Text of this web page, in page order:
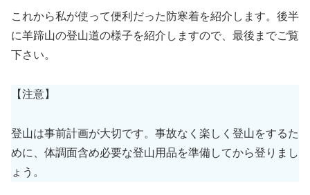
これから私が使って便利だった防寒着を紹介します。後半
に羊蹄山の登山道の様子を紹介しますので、最後までご覧
下さい。
【注意】
登山は事前計画が大切です。事故なく楽しく登山をするた
めに、体調面含め必要な登山用品を準備してから登りまし
ょう。